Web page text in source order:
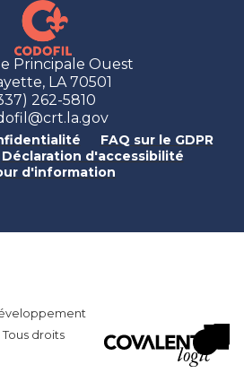
Principale Ouest
LA 70501
262-5810
FAQ sur le GDPR
Déclaration d'accessibilité
d'information
droits